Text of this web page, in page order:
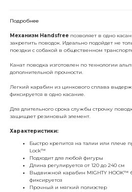
Подробнее
Механизм Handsfree позволяет в одно
закрепить поводок. Идеально подойдет не
поездки с собакой в общественном
Канат поводка изготовлен по технологии
дополнительной прочности.
Легкий карабин из цинкового сплава
фиксируется в одно касание.
Для длительного срока службы строчку
защищает резиновый элемент.
Характеристики:
Быстро крепится на талии или плече
Lock™
Подходит для любой фигуры
Длина регулируется от 120 до 240 см
Выдвижной карабин MIGHTY HOOK™
фиксируется
Прочный и мягкий полиэстер